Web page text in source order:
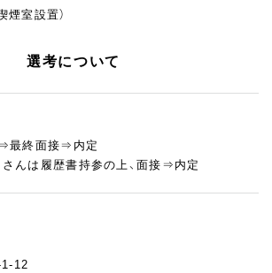
煙室設置）
選考について
最終面接⇒内定
んは履歴書持参の上、面接⇒内定
12